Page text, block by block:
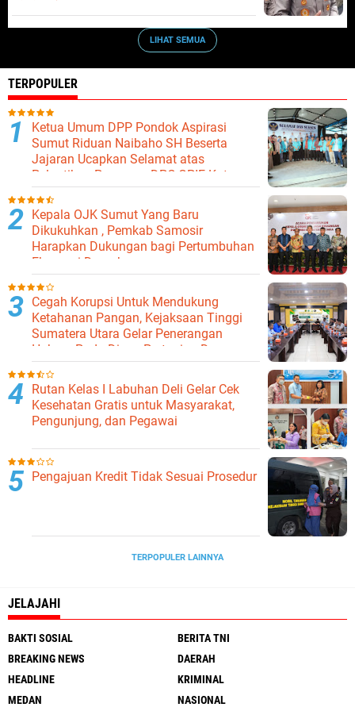
LIHAT SEMUA
TERPOPULER
Ketua Umum DPP Pondok Aspirasi
Sumut Riduan Naibaho SH Beserta
Jajaran Ucapkan Selamat atas
Pelantikan Pengurus DPC GPIE Kota
Binjai
Kepala OJK Sumut Yang Baru
Dikukuhkan , Pemkab Samosir
Harapkan Dukungan bagi Pertumbuhan
Ekonomi Daerah
Cegah Korupsi Untuk Mendukung
Ketahanan Pangan, Kejaksaan Tinggi
Sumatera Utara Gelar Penerangan
Hukum Pada Dinas Pertanian Dan
Ketahanan Pangan
Rutan Kelas I Labuhan Deli Gelar Cek
Kesehatan Gratis untuk Masyarakat,
Pengunjung, dan Pegawai
Pengajuan Kredit Tidak Sesuai Prosedur
TERPOPULER LAINNYA
JELAJAHI
BAKTI SOSIAL
BERITA TNI
BREAKING NEWS
DAERAH
HEADLINE
KRIMINAL
MEDAN
NASIONAL